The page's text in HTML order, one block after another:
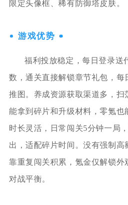
限定头像框、稀有防御塔皮肤。
游戏优势
福利投放稳定，每日登录送
数，通关直接解锁章节礼包，每
推图。养成资源获取渠道多，扫
能拿到碎片和升级材料，零氪也
时长灵活，日常闯关5分钟一局
出，适配碎片时间。没有强制
靠重复闯关积累，氪金仅解锁外
对战平衡。